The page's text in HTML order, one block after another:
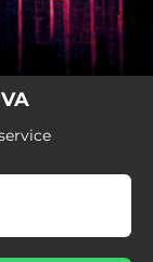
Tep
Vypni